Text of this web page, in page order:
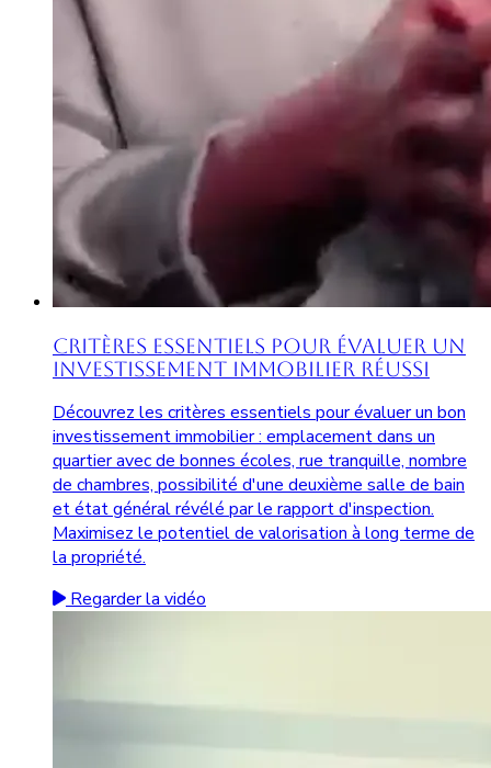
Critères Essentiels pour Évaluer un
Investissement Immobilier Réussi
Découvrez les critères essentiels pour évaluer un bon
investissement immobilier : emplacement dans un
quartier avec de bonnes écoles, rue tranquille, nombre
de chambres, possibilité d'une deuxième salle de bain
et état général révélé par le rapport d'inspection.
Maximisez le potentiel de valorisation à long terme de
la propriété.
Regarder la vidéo